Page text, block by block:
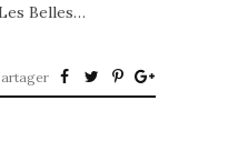
Belles…